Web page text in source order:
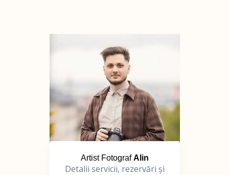
Artist FotografAlin
Detalii servicii, rezervări și